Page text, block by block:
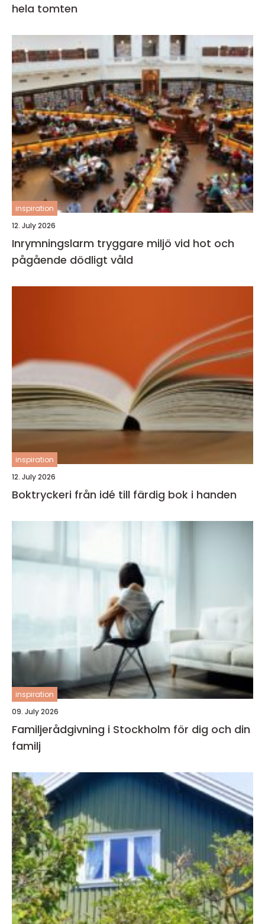
hela tomten
inspiration
12. July 2026
Inrymningslarm tryggare miljö vid hot och
pågående dödligt våld
inspiration
12. July 2026
Boktryckeri från idé till färdig bok i handen
inspiration
09. July 2026
Familjerådgivning i Stockholm för dig och din
familj